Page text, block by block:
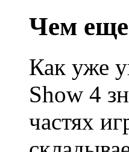
Чем еще
Как уже
Show 4
частях